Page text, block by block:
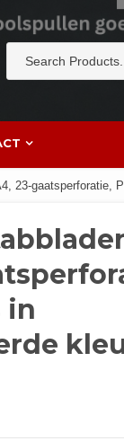
23-gaatsperforatie,
in